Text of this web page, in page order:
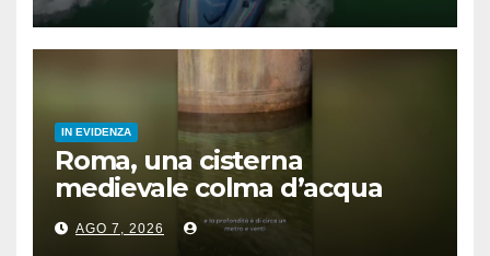
IN EVIDENZA
Roma, una cisterna
medievale colma d’acqua
sotto palazzo San Macuto
AGO 7, 2026